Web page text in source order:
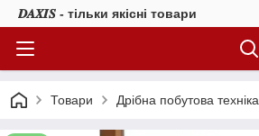
𝑫𝑨𝑿𝑰𝑺 - тільки якісні товари
Товари Дрібна побутова техніка